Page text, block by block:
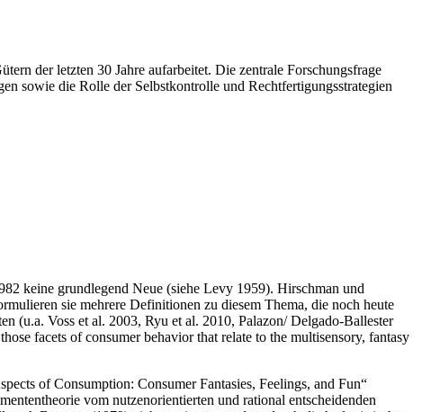
der letzten 30 Jahre aufarbeitet. Die zentrale Forschungsfrage
sowie die Rolle der Selbstkontrolle und Rechtfertigungsstrategien
keine grundlegend Neue (siehe Levy 1959). Hirschman und
sie mehrere Definitionen zu diesem Thema, die noch heute
(u.a. Voss et al. 2003, Ryu et al. 2010, Palazon/ Delgado-Ballester
facets of consumer behavior that relate to the multisensory, fantasy
of Consumption: Consumer Fantasies, Feelings, and Fun“
vom nutzenorientierten und rational entscheidenden